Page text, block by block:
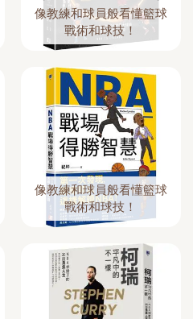
像教練和球員般看懂籃球
戰術和球技！
像教練和球員般看懂籃球
戰術和球技！